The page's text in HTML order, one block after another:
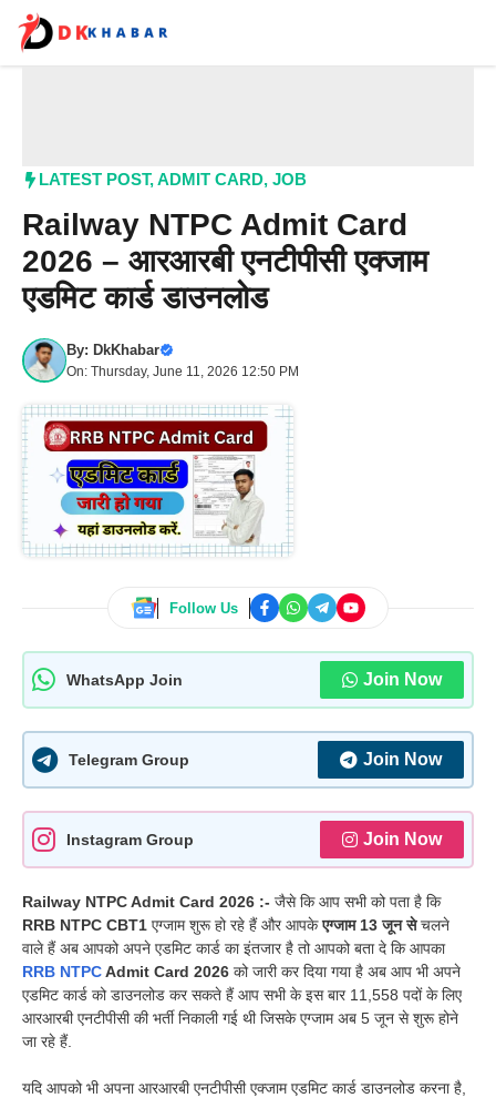
content
LATEST POST,ADMIT CARD, JOB
Railway NTPC Admit Card
2026 – आरआरबी एनटीपीसी एक्जाम
एडमिट कार्ड डाउनलोड
By: DkKhabar
On: Thursday, June 11, 2026 12:50 PM
Follow Us
WhatsApp Join Join Now
Telegram Group Join Now
Instagram Group Join Now
Railway NTPC Admit Card 2026 :- जैसे कि आप सभी को पता है कि
RRB NTPC CBT1 एग्जाम शुरू हो रहे हैं और आपकेएग्जाम 13 जून सेचलने
वाले हैं अब आपको अपने एडमिट कार्ड का इंतजार है तो आपको बता दे कि आपका
RRB NTPCAdmit Card 2026 को जारी कर दिया गया है अब आप भी अपने
एडमिट कार्ड को डाउनलोड कर सकते हैं आप सभी के इस बार 11,558 पदों के लिए
आरआरबी एनटीपीसी की भर्ती निकाली गई थी जिसके एग्जाम अब 5 जून से शुरू होने
जा रहे हैं.
यदि आपको भी अपना आरआरबी एनटीपीसी एक्जाम एडमिट कार्ड डाउनलोड करना है,